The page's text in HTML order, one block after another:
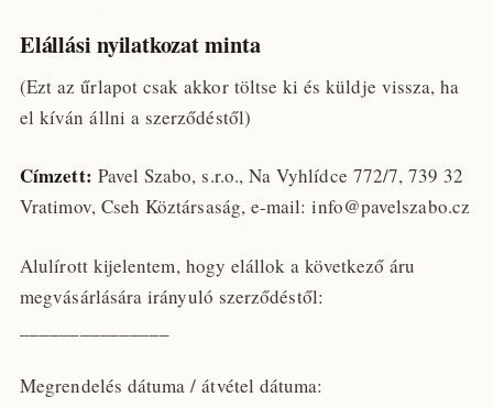
Elállási nyilatkozat minta
(Ezt az űrlapot csak akkor töltse ki és küldje vissza, ha
el kíván állni a szerződéstől)
Címzett: Pavel Szabo, s.r.o., Na Vyhlídce 772/7, 739 32
Vratimov, Cseh Köztársaság, e-mail: info@pavelszabo.cz
Alulírott kijelentem, hogy elállok a következő áru
megvásárlására irányuló szerződéstől:
Megrendelés dátuma / átvétel dátuma: